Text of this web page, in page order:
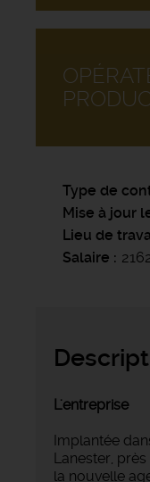
Type de
Mise à jour
Lieu de
Salaire
L'entreprise
Implantée
Lanester,
la nouvelle